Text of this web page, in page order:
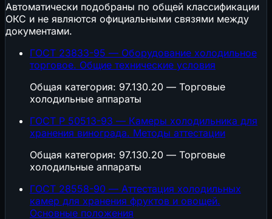
Автоматически подобраны по общей классификации
ОКС и не являются официальными связями между
документами.
ГОСТ 23833-95 — Оборудование холодильное
торговое. Общие технические условия
Общая категория: 97.130.20 — Торговые
холодильные аппараты
ГОСТ Р 50513-93 — Камеры холодильника для
хранения винограда. Методы аттестации
Общая категория: 97.130.20 — Торговые
холодильные аппараты
ГОСТ 28558-90 — Аттестация холодильных
камер для хранения фруктов и овощей.
Основные положения